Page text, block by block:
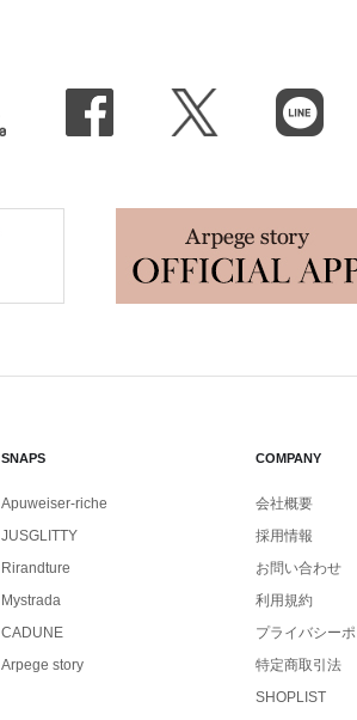
X（旧Twitter）
SNAPS
Apuweiser-riche
JUSGLITTY
Rirandture
Mystrada
CADUNE
Arpege story
COMPANY
会社概要
採用情報
お問い合わせ
利用規約
プライバシー
特定商取引法
SHOPLIST